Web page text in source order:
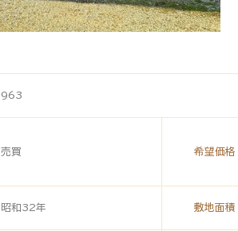
963
売買 希望価格
昭和32年 敷地面積